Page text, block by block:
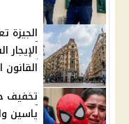
الجيزة
القانون
تخفيف
ياسين